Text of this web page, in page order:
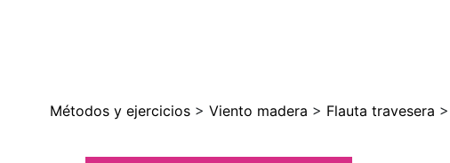
Métodos y ejercicios > Viento madera > Flauta travesera >